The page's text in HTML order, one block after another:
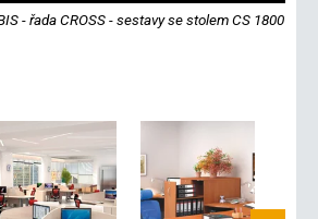
- řada CROSS - sestavy se stolem CS 1800